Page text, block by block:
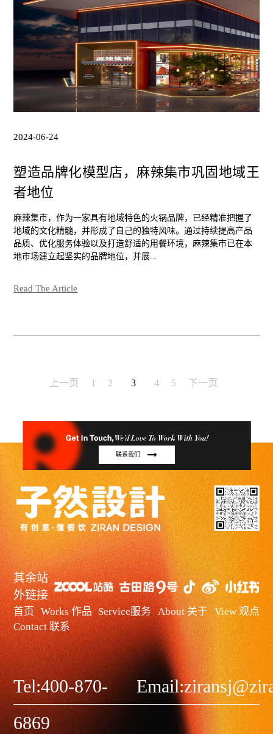
2024-06-24
塑造品牌化模型店，麻辣集市巩固地域王
者地位
麻辣集市，作为一家具有地域特色的火锅品牌，已经精准把握了
地域的文化精髓，并形成了自己的独特风味。通过持续提高产品
品质、优化服务体验以及打造舒适的用餐环境，麻辣集市已在本
地市场建立起坚实的品牌地位，并展...
Read The Article
上一页 1 2 3 4 5 下一页
联系我们
其余站
外链接
首页 Works 作品 Service服务 About 关于
View 观点
Contact 联系
Tel:400-870-
6869